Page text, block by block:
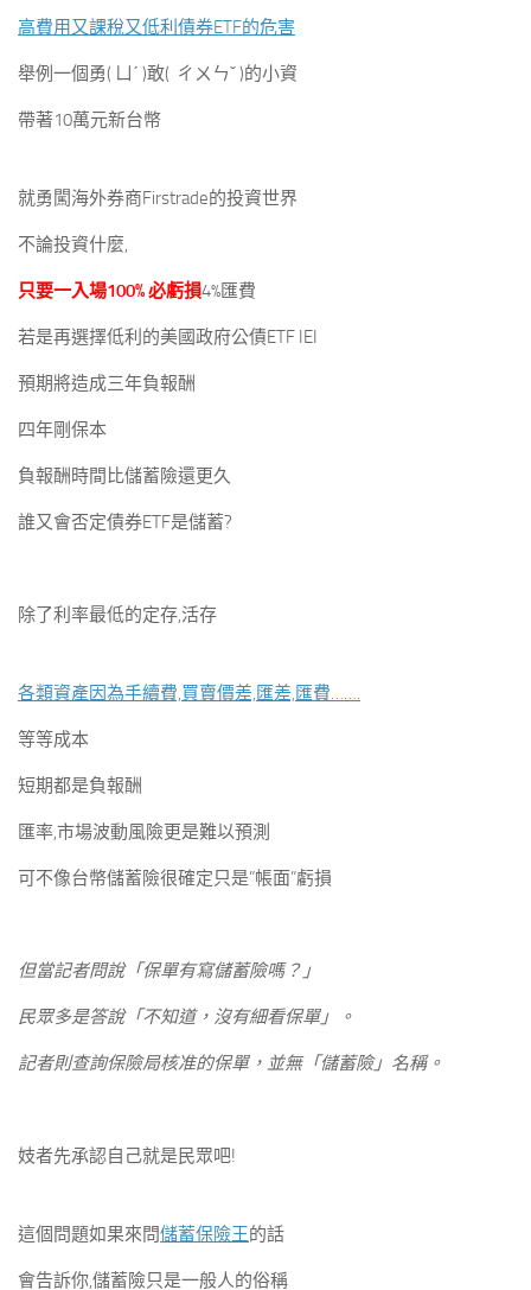
高費用又課稅又低利債券ETF的危害
舉例一個勇( ㄩˊ )敢( ㄔㄨㄣˇ )的小資
帶著10萬元新台幣
就勇闖海外券商Firstrade的投資世界
不論投資什麼,
只要一入場100% 必虧損4%匯費
若是再選擇低利的美國政府公債ETF IEI
預期將造成三年負報酬
四年剛保本
負報酬時間比儲蓄險還更久
誰又會否定債券ETF是儲蓄?
除了利率最低的定存,活存
各類資產因為手續費,買賣價差,匯差,匯費…….
等等成本
短期都是負報酬
匯率,市場波動風險更是難以預測
可不像台幣儲蓄險很確定只是”帳面”虧損
但當記者問說「保單有寫儲蓄險嗎？」
民眾多是答說「不知道，沒有細看保單」。
記者則查詢保險局核准的保單，並無「儲蓄險」名稱。
妓者先承認自己就是民眾吧!
這個問題如果來問儲蓄保險王的話
會告訴你,儲蓄險只是一般人的俗稱